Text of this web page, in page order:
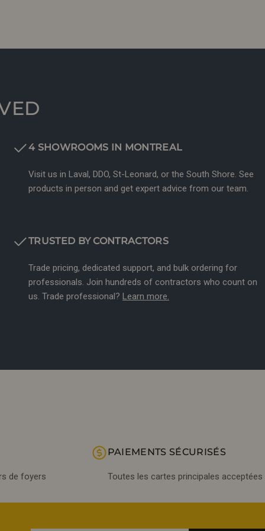
4 SHOWROOMS IN MONTREAL
Visit us in Laval, DDO, St-Leonard, or the South Shore. See
products in person and get expert advice from our team.
TRUSTED BY CONTRACTORS
Trade pricing, dedicated support, and bulk ordering for
professionals. Join hundreds of contractors who count on
us. Trade professional? Learn more.
de foyers
PAIEMENTS SÉCURISÉS
Toutes les cartes principales acceptées